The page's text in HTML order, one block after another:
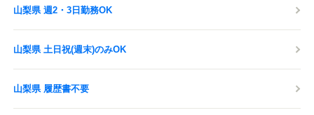
山梨県 週2・3日勤務OK
山梨県 土日祝(週末)のみOK
山梨県 履歴書不要